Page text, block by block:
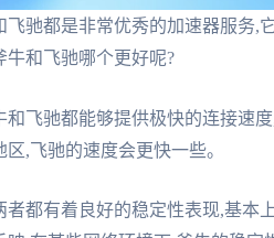
飞驰都是非常优秀的加速器服务,
牛和飞驰哪个更好呢?
和飞驰都能够提供极快的连接速
区,飞驰的速度会更快一些。
者都有着良好的稳定性表现,基本